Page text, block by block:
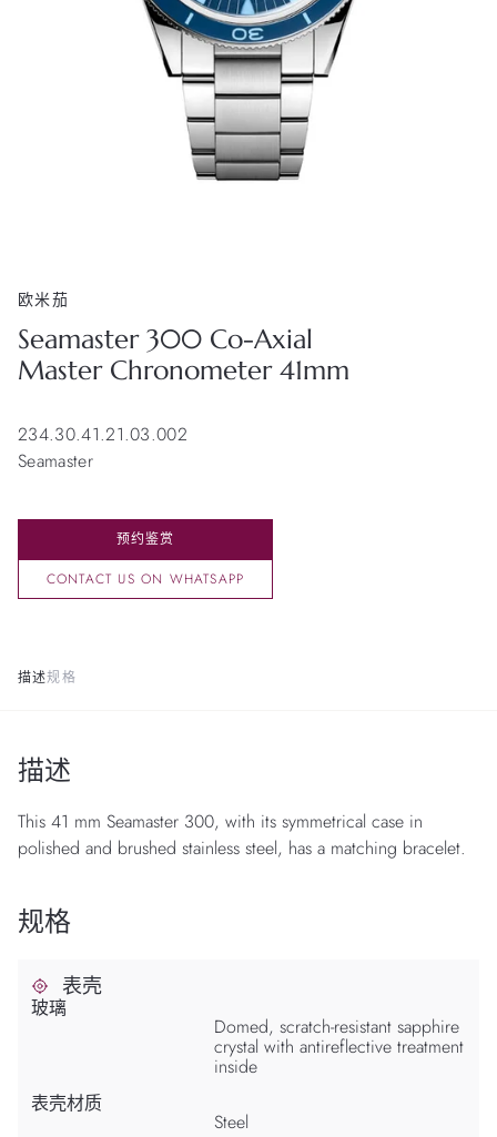
欧米茄
Seamaster 300 Co-Axial
Master Chronometer 41mm
234.30.41.21.03.002
Seamaster
预约鉴赏
CONTACT US ON WHATSAPP
描述规格
描述
This 41 mm Seamaster 300, with its symmetrical case in
polished and brushed stainless steel, has a matching bracelet.
规格
表壳
玻璃
Domed, scratch-resistant sapphire
crystal with antireflective treatment
inside
表壳材质
Steel